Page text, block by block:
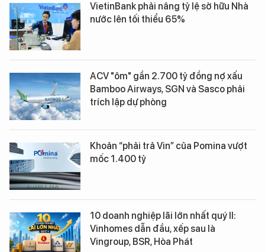
VietinBank phải nâng tỷ lệ sở hữu Nhà
nước lên tối thiểu 65%
ACV "ôm" gần 2.700 tỷ đồng nợ xấu
Bamboo Airways, SGN và Sasco phải
trích lập dự phòng
Khoản “phải trả Vin” của Pomina vượt
mốc 1.400 tỷ
10 doanh nghiệp lãi lớn nhất quý II:
Vinhomes dẫn đầu, xếp sau là
Vingroup, BSR, Hòa Phát